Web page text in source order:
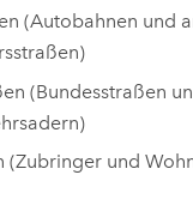
(Autobahnen und
(Bundesstraßen
(Zubringer und